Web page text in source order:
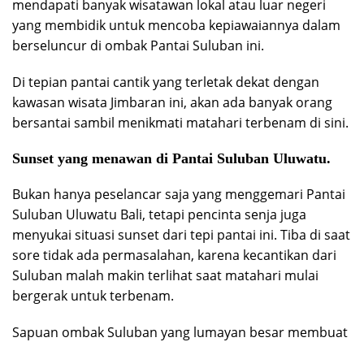
mendapati banyak wisatawan lokal atau luar negeri
yang membidik untuk mencoba kepiawaiannya dalam
berseluncur di ombak Pantai Suluban ini.
Di tepian pantai cantik yang terletak dekat dengan
kawasan wisata Jimbaran ini, akan ada banyak orang
bersantai sambil menikmati matahari terbenam di sini.
Sunset yang menawan di Pantai Suluban Uluwatu.
Bukan hanya peselancar saja yang menggemari Pantai
Suluban Uluwatu Bali, tetapi pencinta senja juga
menyukai situasi sunset dari tepi pantai ini. Tiba di saat
sore tidak ada permasalahan, karena kecantikan dari
Suluban malah makin terlihat saat matahari mulai
bergerak untuk terbenam.
Sapuan ombak Suluban yang lumayan besar membuat